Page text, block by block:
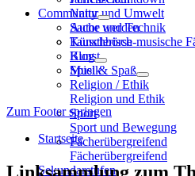
Natur und Umwelt
Sache und Technik
Künstlerisch-musische
Kunst
Musik
Religion / Ethik
Religion und Ethik
Sport
Sport und Bewegung
Fächerübergreifend
Fächerübergreifend
Sekundarstufen
Community
Autor werden
Tauschbörse
Blog
Spiel & Spaß
Zum Footer springen
Startseite